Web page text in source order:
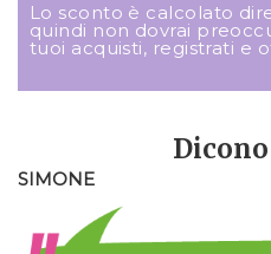
Lo sconto è calcolato
quindi non dovrai
tuoi acquisti, registrati e
SIMONE